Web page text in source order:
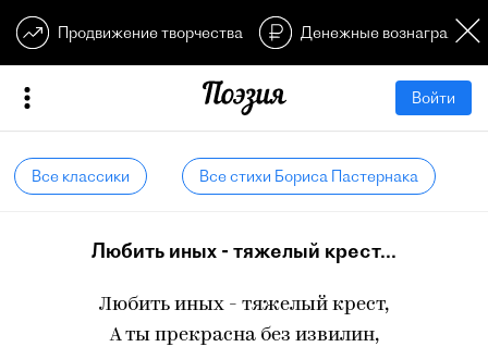
Продвижение творчества Денежные
Войти
Все классики Все стихи Бориса Пастернака
Любить иных - тяжелый крест...
Любить иных - тяжелый крест,
А ты прекрасна без извилин,